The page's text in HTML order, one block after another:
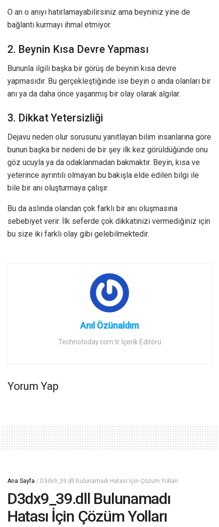
O an o anıyı hatırlamayabilirsiniz ama beyniniz yine de
bağlantı kurmayı ihmal etmiyor.
2. Beynin Kısa Devre Yapması
Bununla ilgili başka bir görüş de beynin kısa devre
yapmasıdır. Bu gerçekleştiğinde ise beyin o anda olanları bir
anı ya da daha önce yaşanmış bir olay olarak algılar.
3. Dikkat Yetersizliği
Dejavu neden olur sorusunu yanıtlayan bilim insanlarına göre
bunun başka bir nedeni de bir şey ilk kez görüldüğünde onu
göz ucuyla ya da odaklanmadan bakmaktır. Beyin, kısa ve
yeterince ayrıntılı olmayan bu bakışla elde edilen bilgi ile
bile bir anı oluşturmaya çalışır.
Bu da aslında olandan çok farklı bir anı oluşmasına
sebebiyet verir. İlk seferde çok dikkatinizi vermediğiniz için
bu size iki farklı olay gibi gelebilmektedir.
Anıl Özünaldım
Technotoday.com.tr İçerik Editörü
Yorum Yap
Ana Sayfa / D3dx9_39.dll Bulunamadı Hatası İçin Çözüm Yolları
D3dx9_39.dll Bulunamadı
Hatası İçin Çözüm Yolları